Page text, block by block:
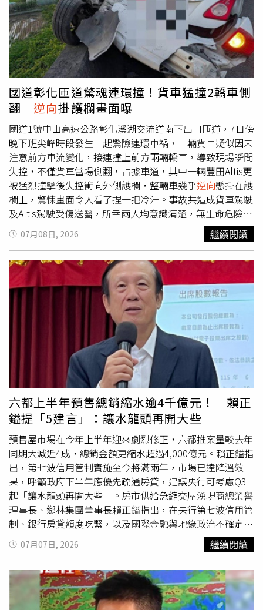
延剛需暫時將買房換房資金投入股市的人，當股市獲利了結
時，已局部轉向合理的資產配置。從近期大盤與營建股的逆
向走勢，可清楚看出股房資金輪動五個階段：第一階段：股
市強漲，營建溫和走升（5/20～6/03）加權指數由39,967
點大漲至46,459點，漲幅高達16.24%；營建股僅由448.92
點上漲至458.42點，微漲2.1%。顯示AI與電子權值股吸引
市場大量資金，營建股雖同步上揚，但漲幅明顯落後，房市
買盤仍以觀望為主。第二階段：股市急跌，營建逆勢上漲
（6/03～6/11）加權指數短短一週由46,459點跌至43,149
點，跌幅達7%；營建股卻逆勢由458.42點上漲至477.04
點，漲幅4%。這是近期最明顯的逆行現象，反映部分股市
獲利資金開始重新配置，營建股率先受惠。第三階段：股市
再攻，營建再度走弱（6/11～6/22）大盤迅速由43,149點
反彈至47,741點，大漲10.64%；營建股則由477.04點回落
至462.34點，下跌3%。資金重新回流電子與AI權值股，營
建股再度落後，房市觀望氣氛仍未完全消除。第四階段：高
檔整理，股房同步整理（6/22～7/01）加權指數由47,741
點微跌至47,018點，跌幅約1%；營建股由462.34點微跌至
458.71點，跌幅約0.7%。雙方同步進入高檔整理，市場觀
望氣氛升高，資金暫時等待新的方向。第五階段：大盤修
正，營建股展現抗跌（7/01～7/09）加權指數由47,018點
跌至45,354點，跌幅3.54%；營建股則由458.71點微幅回落
至458.39點，幾近平盤（約-0.1%）。相較於大盤明顯修
正，營建股展現相對抗跌力道，顯示市場開始預期房市交易
量有機會逐步回溫，資金輪動現象再度浮現。從上述五個階
段可以清楚看出，當股市大漲時，營建股漲幅明顯落後；當
股市修正時，營建股則展現相對抗跌甚至逆勢上揚的特性。
這種交替逆行的走勢，正反映股市與房市之間的資金輪動，
而營建股也持續扮演房市景氣的領先指標。近期營建股與大
盤走勢逆行 分析圖。（圖／李同榮提供）李同榮觀點：股
市適度修正，是下修中房市交易量回温重要契機，但前提是
房價必須適度修正許多人認為股市下跌一定拖累房市，其實
必須區分修正的性質。如果像1990年股災或2008年金融海
嘯般的系統性崩跌，確實可能造成股房雙殺，但在目前GDP
相當強勁增長下，這種股房雙崩機率相當小；但若股市只是
高檔10%至20%的健康修正，反而有助於資金重新配置，使
原本停留在股市的部分資金逐步回流房市。因此，股市不是
房市的敵人，而是房市景氣循環的先行指標。股市先創造財
富效果，再進入震盪整理，資金開始輪動，最後由房市交易
量率先回升，下修中房價由緩跌再逐步止跌階段，形成新的
股房循環。股市高檔震盪，是資金重新配置的開始；若營建
股率先轉強，往往就是房市交易量回溫的前兆李同榮認為，
全駕駛，仍遭警方依公共危險罪現行犯移送。中正第二分局
呼籲，駕駛人駕車時應以順行方向行駛，請勿逆向行駛，遵
循交通標誌標線，並避免服用藥物後駕駛，以確保行車安
全。
國道彰化匝道驚魂連環撞！貨車猛撞2轎車側
翻逆向掛護欄畫面曝
國道1號中山高速公路彰化溪湖交流道南下出口匝道，7日傍
晚下班尖峰時段發生一起驚險連環車禍，一輛貨車疑似因未
注意前方車流變化，接連撞上前方兩輛轎車，導致現場瞬間
失控，不僅貨車當場側翻，占據車道，其中一輛豐田Altis更
被猛烈撞擊後失控衝向外側護欄，整輛車幾乎逆向懸掛在護
欄上，驚悚畫面令人看了捏一把冷汗。事故共造成貨車駕駛
及Altis駕駛受傷送醫，所幸兩人均意識清楚，無生命危險，
經警方酒測後，三名駕駛酒測值皆為0，排除酒駕因素。根
據國道公路警察局第三公路警察大隊調查，事故發生於7日
下午6時27分，65歲黃姓男子駕駛貨車行經國道1號南向210
公里彰化溪湖出口匝道時，疑因未注意前方車流已減速排
隊，先撞上26歲許姓女子駕駛的Altis，再波及51歲巫姓女
子駕駛的Toyota Vios，造成三車連環碰撞。強大的撞擊力
讓Altis失控橫跨至外側護欄，而肇事貨車則因重心不穩側
翻，現場一度交通受阻，警方與相關單位緊急到場排除事
故。8日事故行車紀錄器影片曝光後，引發網友熱烈討論，
不少人直言畫面相當驚險，也有人認為下班尖峰時段車流密
集，只要駕駛稍有分心，就可能釀成嚴重事故。由於同一天
彰化路段還發生火燒車及聯結車翻覆等事故，也讓不少用路
人感嘆「國道一天接連出事，開車真的要更加小心」。警方
表示，高速公路出口匝道因車流速度轉換快，常有減速排隊
情形，駕駛人應提早鬆油門、保持安全距離，並隨時留意前
方車流變化，切勿因疲勞、分心或未保持車距而發生追撞事
故。至於本起事故詳細肇事原因及責任歸屬，仍有待警方進
一步調查釐清，也再次提醒所有駕駛人，行車安全往往就在
一瞬間，保持專注才能避免憾事發生。
07月08日, 2026 繼續閱讀
六都上半年預售總銷縮水逾4千億元！ 賴正
鎰提「5建言」：讓水龍頭再開大些
預售屋市場在今年上半年迎來劇烈修正，六都推案量較去年
同期大減近4成，總銷金額更縮水超過4,000億元。賴正鎰指
出，第七波信用管制實施至今將滿兩年，市場已達降溫效
果，呼籲政府下半年應優先疏通房貸，建議央行可考慮Q3
起「讓水龍頭再開大些」。房市供給急縮交屋湧現商總榮譽
理事長、鄉林集團董事長賴正鎰指出，在央行第七波信用管
制、銀行房貸額度吃緊，以及國際金融與地緣政治不確定性
升高的多重壓力下，建商已普遍放慢推案節奏。另一方面，
2021至2023年間的預售推案目前陸續完工，市場正式進入
交屋與核貸的壓力測試期。2026年下半年台灣房市將出現
少見的「供給急縮、交屋湧現」雙重現象，整體市況由過去
的快速擴張，轉入「去化優先、資金為王、個案表現」階
07月07日, 2026 繼續閱讀